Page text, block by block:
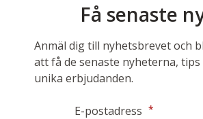
Få senaste
Anmäl dig till nyhetsbrevet och
att få de senaste nyheterna, tips
unika erbjudanden.
E-postadress *